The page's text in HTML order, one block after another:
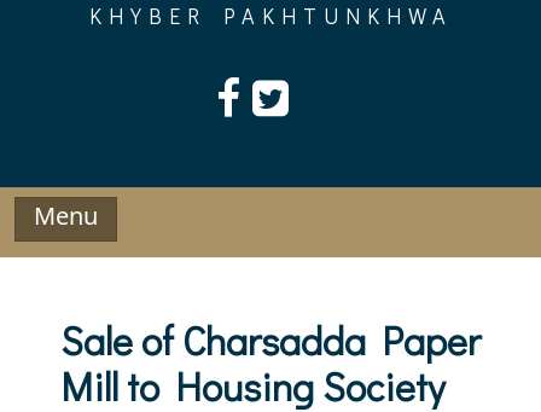
KHYBER PAKHTUNKHWA
Menu
Sale of Charsadda Paper
Mill to Housing Society